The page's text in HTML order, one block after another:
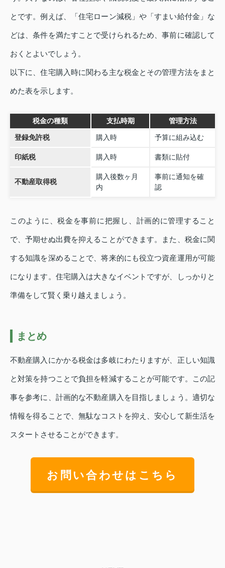
とです。例えば、「住宅ローン減税」や「すまい給付金」な
どは、条件を満たすことで受けられるため、事前に確認して
おくとよいでしょう。
以下に、住宅購入時に関わる主な税金とその管理方法をまと
めた表を示します。
税金の種類 支払時期 管理方法
登録免許税 購入時 予算に組み込む
印紙税 購入時 書類に貼付
不動産取得税
購入後数ヶ月
内
事前に通知を確
認
このように、税金を事前に把握し、計画的に管理すること
で、予期せぬ出費を抑えることができます。また、税金に関
する知識を深めることで、将来的にも役立つ資産運用が可能
になります。住宅購入は大きなイベントですが、しっかりと
準備をして賢く乗り越えましょう。
まとめ
不動産購入にかかる税金は多岐にわたりますが、正しい知識
と対策を持つことで負担を軽減することが可能です。この記
事を参考に、計画的な不動産購入を目指しましょう。適切な
情報を得ることで、無駄なコストを抑え、安心して新生活を
スタートさせることができます。
お問い合わせはこちら